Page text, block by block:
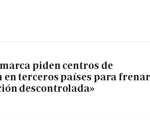
piden centros de
terceros países para frenar
descontrolada»